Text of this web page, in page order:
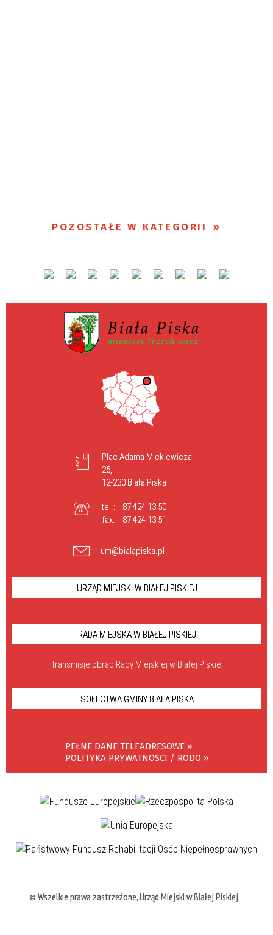
POZOSTAŁE W KATEGORII
Plac Adama Mickiewicza
25,
12-230 Biała Piska
tel.:
87 424 13 50
fax.: 87 424 13 51
um@bialapiska.pl
URZĄD MIEJSKI W BIAŁEJ PISKIEJ
RADA MIEJSKA W BIAŁEJ PISKIEJ
Transmisje obrad Rady Miejskiej w Białej Piskiej
SOŁECTWA GMINY BIAŁA PISKA
PEŁNE DANE TELEADRESOWE »
POLITYKA PRYWATNOSCI / RODO »
© Wszelkie prawa zastrzeżone, Urząd Miejski w Białej Piskiej.